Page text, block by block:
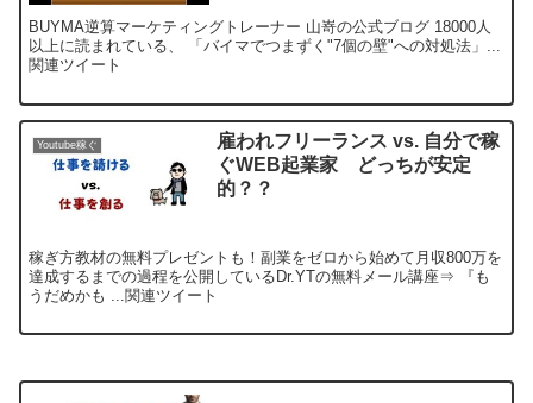
BUYMA逆算マーケティングトレーナー 山嵜の公式ブログ 18000人
以上に読まれている、 「バイマでつまずく"7個の壁"への対処法」...
関連ツイート
Youtube稼ぐ
雇われフリーランス vs. 自分で稼
ぐWEB起業家 どっちが安定
的？？
稼ぎ方教材の無料プレゼントも！副業をゼロから始めて月収800万を
達成するまでの過程を公開しているDr.YTの無料メール講座⇒ 『も
うだめかも ...関連ツイート